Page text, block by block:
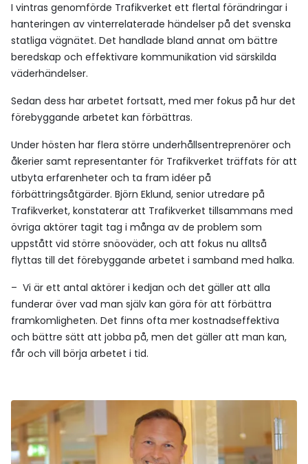
I vintras genomförde Trafikverket ett flertal förändringar i
hanteringen av vinterrelaterade händelser på det svenska
statliga vägnätet. Det handlade bland annat om bättre
beredskap och effektivare kommunikation vid särskilda
väderhändelser.
Sedan dess har arbetet fortsatt, med mer fokus på hur det
förebyggande arbetet kan förbättras.
Under hösten har flera större underhållsentreprenörer och
åkerier samt representanter för Trafikverket träffats för att
utbyta erfarenheter och ta fram idéer på
förbättringsåtgärder. Björn Eklund, senior utredare på
Trafikverket, konstaterar att Trafikverket tillsammans med
övriga aktörer tagit tag i många av de problem som
uppstått vid större snöoväder, och att fokus nu alltså
flyttas till det förebyggande arbetet i samband med halka.
– Vi är ett antal aktörer i kedjan och det gäller att alla
funderar över vad man själv kan göra för att förbättra
framkomligheten. Det finns ofta mer kostnadseffektiva
och bättre sätt att jobba på, men det gäller att man kan,
får och vill börja arbetet i tid.